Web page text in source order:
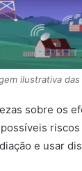
ilustrativa
sobre os
e usar